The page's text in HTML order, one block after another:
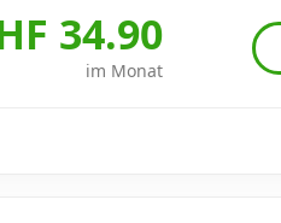
34.90
im Monat